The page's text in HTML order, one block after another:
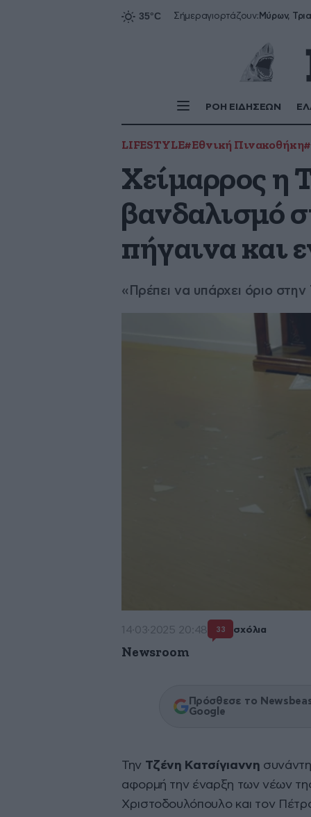
Σήμεραγιορτάζουν:
ΡΟΗ ΕΙΔΗΣΕΩΝ
LIFESTYLE#Εθνική Πινακοθήκη
Χείμαρρος η
βανδαλισμό
πήγαινα και
«Πρέπει να υπάρχει όριο στην
14·03·2025 20:48 33 σχόλια
Newsroom
Πρόσθεσε το
Google
Την Τζένη Κατσίγιαννη
αφορμή την έναρξη των νέων
Χριστοδουλόπουλο και τον